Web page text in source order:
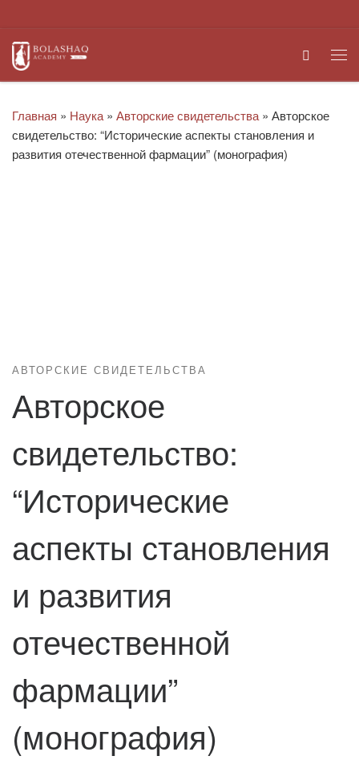
Search
Главная » Наука » Авторские свидетельства » Авторское
свидетельство: “Исторические аспекты становления и
развития отечественной фармации” (монография)
АВТОРСКИЕ СВИДЕТЕЛЬСТВА
Авторское
свидетельство:
“Исторические
аспекты становления
и развития
отечественной
фармации”
(монография)